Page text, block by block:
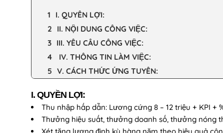
I. QUYỀN LỢI:
II. NỘI DUNG CÔNG VIỆC:
III. YÊU CẦU CÔNG VIỆC:
IV. THÔNG TIN LÀM VIỆC:
V. CÁCH THỨC ỨNG TUYỂN:
I. QUYỀN LỢI:
Thu nhập hấp dẫn: Lương cứng 8 – 12 triệu + KPI
Thưởng hiệu suất, thưởng doanh số, thưởng nóng